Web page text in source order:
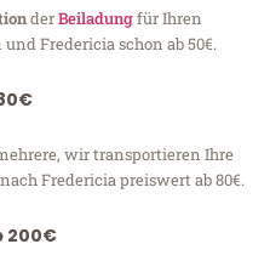
derBeiladungfür Ihren
Fredericia schon ab 50€.
wir transportieren Ihre
nach Fredericia preiswert ab 80€.
200€